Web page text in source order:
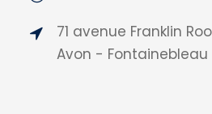
71 avenue Franklin
Avon - Fontainebleau